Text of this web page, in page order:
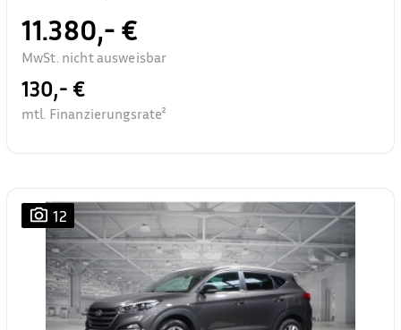
11.380,- €
MwSt. nicht ausweisbar
130,- €
mtl. Finanzierungsrate²
12